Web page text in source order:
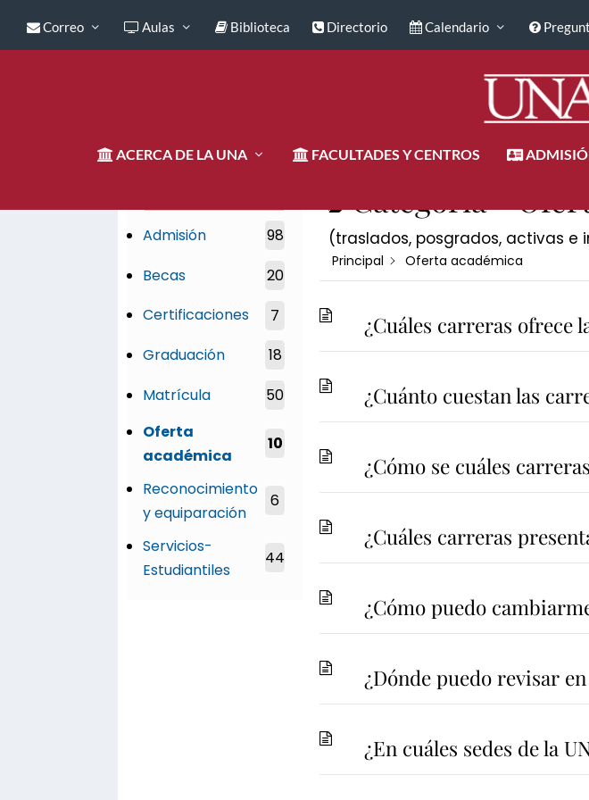
Correo Aulas Biblioteca Directorio Calendario
ACERCA DE LA UNA FACULTADES Y CENTROS
Admisión
98
Becas
20
Certificaciones
7
Graduación
18
Matrícula
50
Oferta
académica
10
Reconocimiento
y equiparación
6
Servicios-
Estudiantiles
44
Categoría -
(traslados, posgrados, activas e
Principal Oferta académica
¿Cuáles carreras ofrece
¿Cuánto cuestan las
¿Cómo se cuáles
¿Cuáles carreras
¿Cómo puedo
¿Dónde puedo revisar
¿En cuáles sedes de la